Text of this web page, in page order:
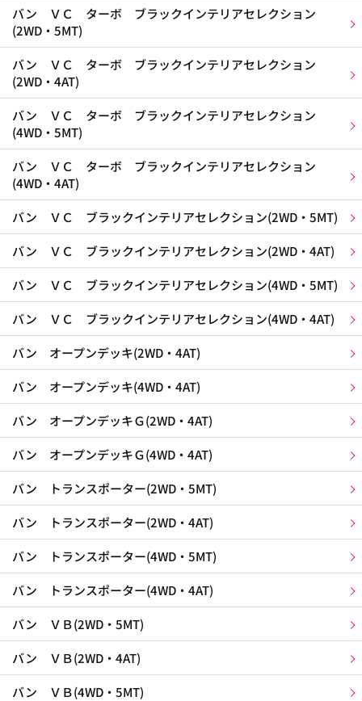
バン ＶＣ ターボ ブラックインテリアセレクション
(2WD・5MT)
バン ＶＣ ターボ ブラックインテリアセレクション
(2WD・4AT)
バン ＶＣ ターボ ブラックインテリアセレクション
(4WD・5MT)
バン ＶＣ ターボ ブラックインテリアセレクション
(4WD・4AT)
バン ＶＣ ブラックインテリアセレクション(2WD・5MT)
バン ＶＣ ブラックインテリアセレクション(2WD・4AT)
バン ＶＣ ブラックインテリアセレクション(4WD・5MT)
バン ＶＣ ブラックインテリアセレクション(4WD・4AT)
バン オープンデッキ(2WD・4AT)
バン オープンデッキ(4WD・4AT)
バン オープンデッキＧ(2WD・4AT)
バン オープンデッキＧ(4WD・4AT)
バン トランスポーター(2WD・5MT)
バン トランスポーター(2WD・4AT)
バン トランスポーター(4WD・5MT)
バン トランスポーター(4WD・4AT)
バン ＶＢ(2WD・5MT)
バン ＶＢ(2WD・4AT)
バン ＶＢ(4WD・5MT)